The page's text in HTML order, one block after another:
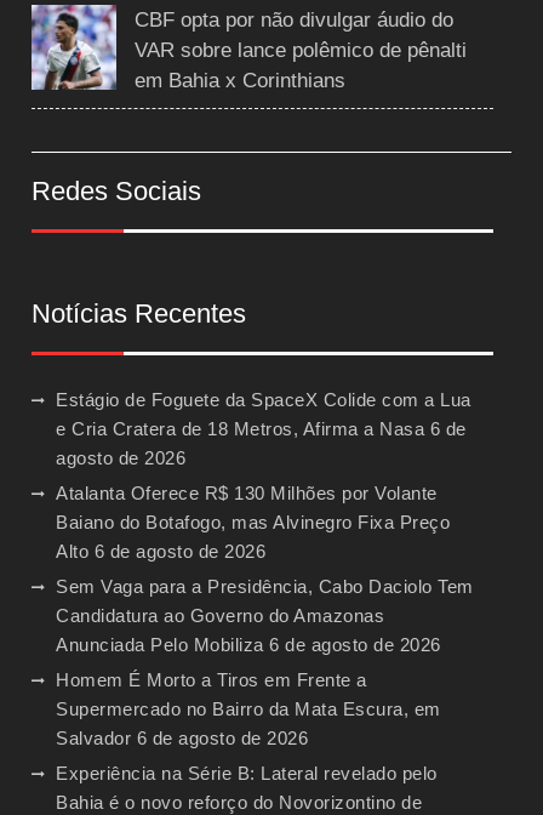
CBF opta por não divulgar áudio do
VAR sobre lance polêmico de pênalti
em Bahia x Corinthians
Redes Sociais
Notícias Recentes
Estágio de Foguete da SpaceX Colide com a Lua
e Cria Cratera de 18 Metros, Afirma a Nasa 6 de
agosto de 2026
Atalanta Oferece R$ 130 Milhões por Volante
Baiano do Botafogo, mas Alvinegro Fixa Preço
Alto 6 de agosto de 2026
Sem Vaga para a Presidência, Cabo Daciolo Tem
Candidatura ao Governo do Amazonas
Anunciada Pelo Mobiliza 6 de agosto de 2026
Homem É Morto a Tiros em Frente a
Supermercado no Bairro da Mata Escura, em
Salvador 6 de agosto de 2026
Experiência na Série B: Lateral revelado pelo
Bahia é o novo reforço do Novorizontino de